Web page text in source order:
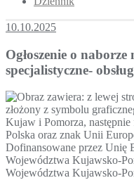
10.10.2025
Ogłoszenie o
specjalistyczne-